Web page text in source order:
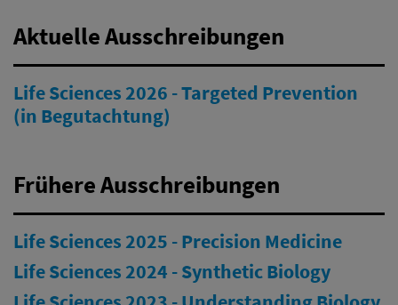
Aktuelle Ausschreibungen
Life Sciences 2026 - Targeted Prevention
(in Begutachtung)
Frühere Ausschreibungen
Life Sciences 2025 - Precision Medicine
Life Sciences 2024 - Synthetic Biology